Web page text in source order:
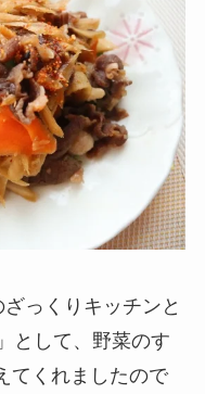
っくりキッチンと
として、野菜のす
てくれましたので